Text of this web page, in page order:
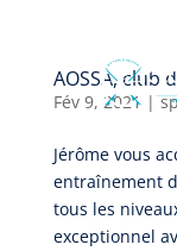
AOSSA, club
Fév 9, 2021|
Jérôme vous
entraînement
tous les
exceptionnel